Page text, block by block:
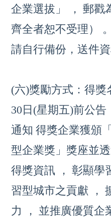
企業選拔」 ，
郵戳
齊全者恕不受理） 。
請自行備份，送件
(六)獎勵方式：得獎
30日(星期五)前公
通知 得獎企業獲頒
型企業獎」獎座並
得獎資訊 ，
彰顯學
習型城市之貢獻 ，
力 ，
並推廣優質企